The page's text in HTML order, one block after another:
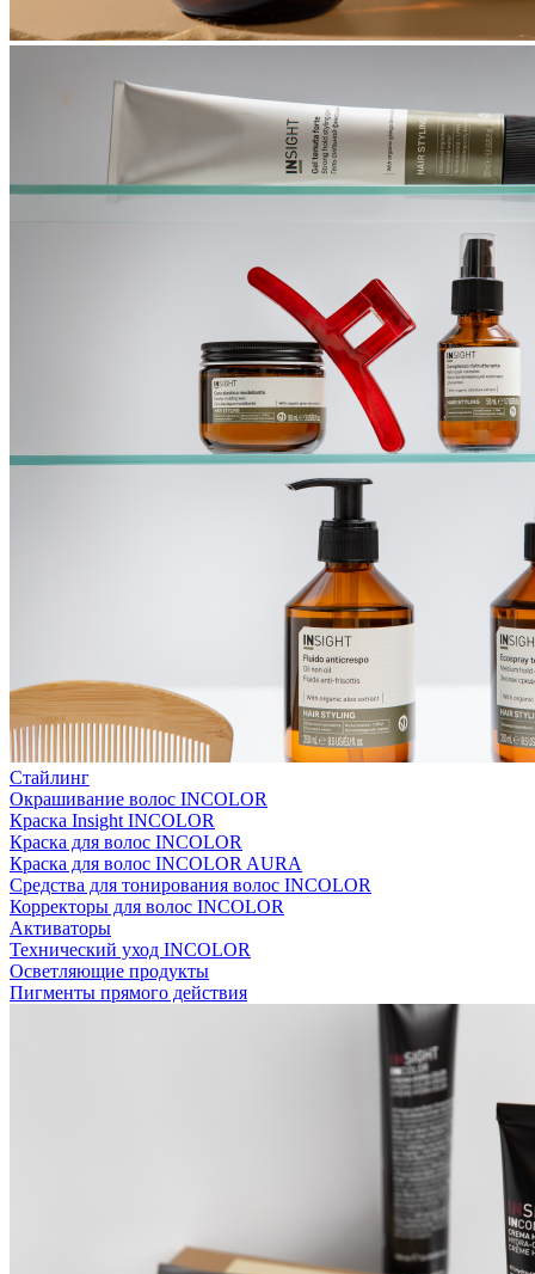
Стайлинг
Окрашивание волос INCOLOR
Краска Insight INCOLOR
Краска для волос INCOLOR
Краска для волос INCOLOR AURA
Средства для тонирования волос INCOLOR
Корректоры для волос INCOLOR
Активаторы
Технический уход INCOLOR
Осветляющие продукты
Пигменты прямого действия